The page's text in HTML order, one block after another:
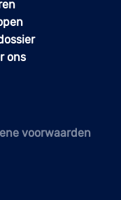
ons
voorwaarden